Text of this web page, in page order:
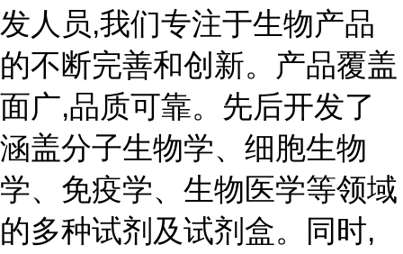
发人员,我们专注于生物产品
的不断完善和创新。产品覆盖
面广,品质可靠。先后开发了
涵盖分子生物学、细胞生物
学、免疫学、生物医学等领域
的多种试剂及试剂盒。同时,